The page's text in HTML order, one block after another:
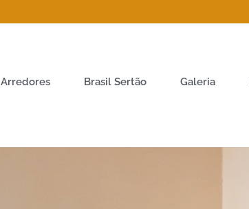
Arredores Brasil Sertão Galeria